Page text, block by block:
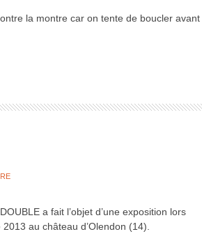
la montre car on tente de boucler avant
a fait l’objet d’une exposition lors
au château d’Olendon (14).